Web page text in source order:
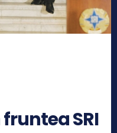
SRI